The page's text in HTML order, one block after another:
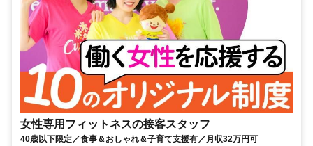
女性専用フィットネスの接客スタッフ
40歳以下限定／食事＆おしゃれ＆子育て支援有／月収32万円可